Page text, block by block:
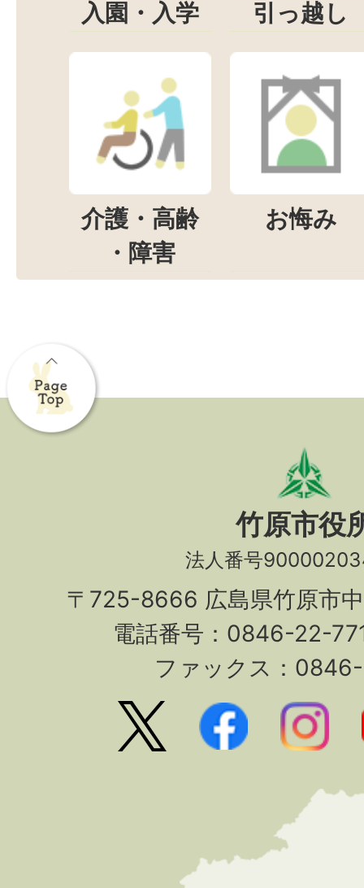
入園・入学 引っ越し
介護・高齢
・障害
お悔み
竹原市役
法人番号
〒725-8666 広島県竹原市
電話番号：0846-22-
ファックス：